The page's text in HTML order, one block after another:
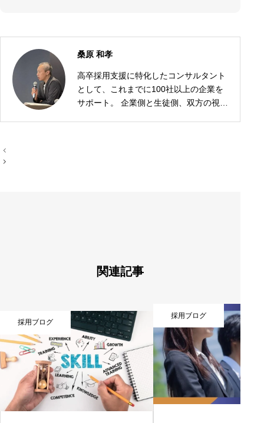
桑原 和孝
高卒採用支援に特化したコンサルタント
として、これまでに100社以上の企業を
サポート。 企業側と生徒側、双方の視点
投
稿
関連記事
採用ブログ
採用ブログ